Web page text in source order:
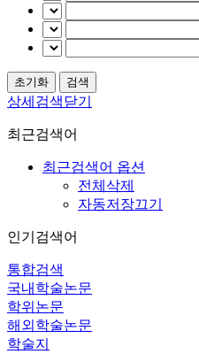
상세검색닫기
최근검색어
최근검색어 옵션
전체삭제
자동저장끄기
인기검색어
통합검색
국내학술논문
학위논문
해외학술논문
학술지